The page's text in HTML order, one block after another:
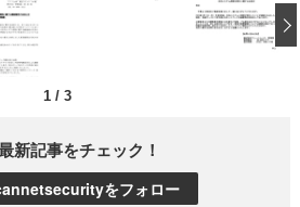
1 / 3
新記事をチェック！
をフォロー